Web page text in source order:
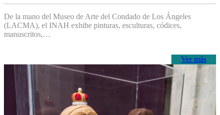
De la mano del Museo de Arte del Condado de Los Ángeles
(LACMA), el INAH exhibe pinturas, esculturas, códices,
manuscritos,…
Ver más